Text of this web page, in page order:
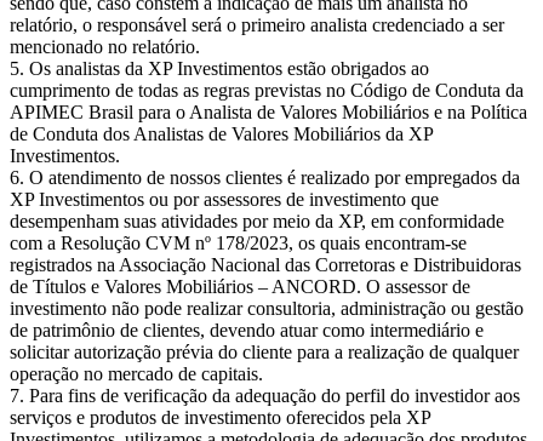
relatório, o responsável será o primeiro analista credenciado a ser
mencionado no relatório.
Os analistas da XP Investimentos estão obrigados ao
cumprimento de todas as regras previstas no Código de Conduta da
APIMEC Brasil para o Analista de Valores Mobiliários e na Política
de Conduta dos Analistas de Valores Mobiliários da XP
Investimentos.
O atendimento de nossos clientes é realizado por empregados da
XP Investimentos ou por assessores de investimento que
desempenham suas atividades por meio da XP, em conformidade
com a Resolução CVM nº 178/2023, os quais encontram-se
registrados na Associação Nacional das Corretoras e Distribuidoras
de Títulos e Valores Mobiliários – ANCORD. O assessor de
investimento não pode realizar consultoria, administração ou gestão
de patrimônio de clientes, devendo atuar como intermediário e
solicitar autorização prévia do cliente para a realização de qualquer
operação no mercado de capitais.
Para fins de verificação da adequação do perfil do investidor aos
serviços e produtos de investimento oferecidos pela XP